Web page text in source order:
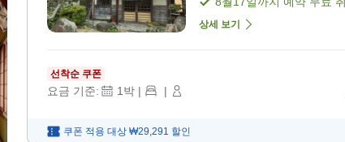
상세 보기
선착순 쿠폰
요금 기준: 1박 | |
쿠폰 적용 대상 ₩29,291 할인